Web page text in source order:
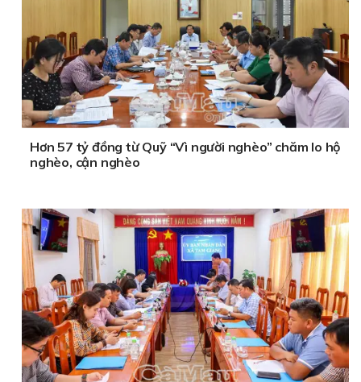
Hơn 57 tỷ đồng từ Quỹ “Vì người nghèo” chăm lo hộ
nghèo, cận nghèo